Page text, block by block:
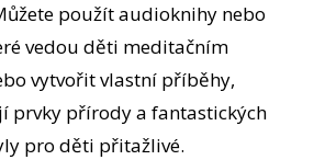
použít audioknihy nebo
vedou děti meditačním
vytvořit vlastní příběhy,
prvky přírody a fantastických
pro děti přitažlivé.